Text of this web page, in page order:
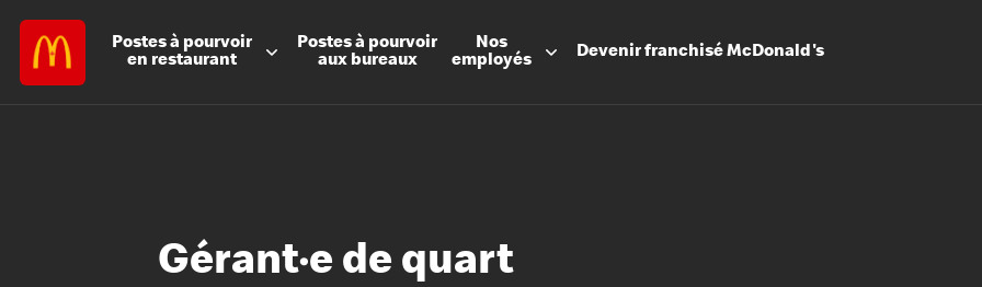
Postes à pourvoir
en restaurant
Postes à pourvoir
aux bureaux
Nos
employés
DevenirfranchiséMcDonald's
Gérant·e de quart